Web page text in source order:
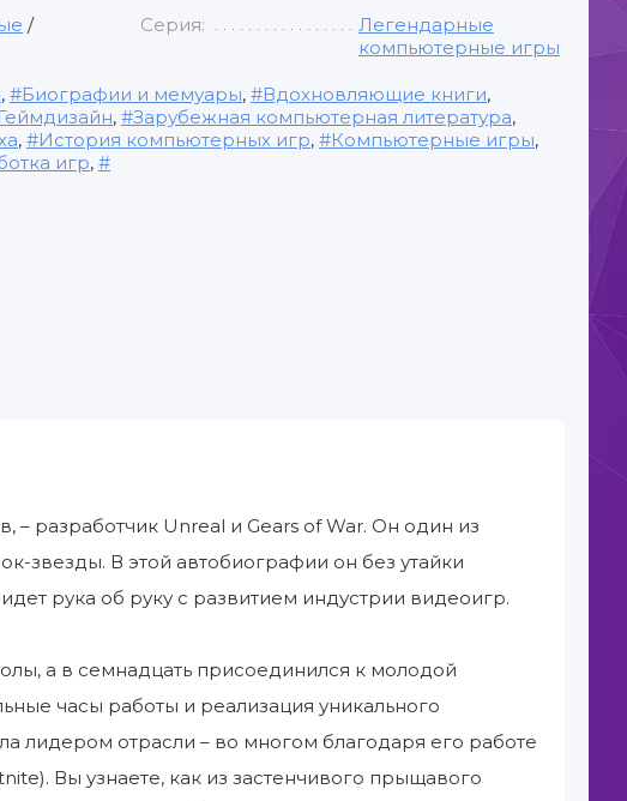
/
Серия:
Легендарные
компьютерные игры
, Биографии и мемуары, Вдохновляющие книги,
Геймдизайн, Зарубежная компьютерная литература,
, История компьютерных игр, Компьютерные игры,
игр,
– разработчик Unreal и Gears of War. Он один из
звезды. В этой автобиографии он без утайки
рука об руку с развитием индустрии видеоигр.
а в семнадцать присоединился к молодой
часы работы и реализация уникального
лидером отрасли – во многом благодаря его работе
Вы узнаете, как из застенчивого прыщавого